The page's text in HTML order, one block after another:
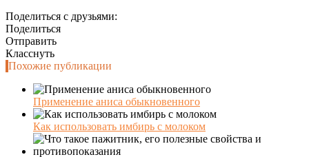
Поделиться с друзьями:
Поделиться
Отправить
Класснуть
Похожие публикации
Применение аниса обыкновенного
Как использовать имбирь с молоком